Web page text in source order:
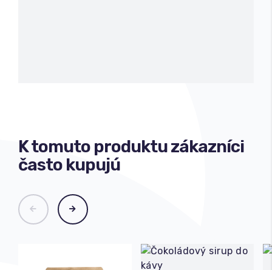
K tomuto produktu zákazníci
často kupujú